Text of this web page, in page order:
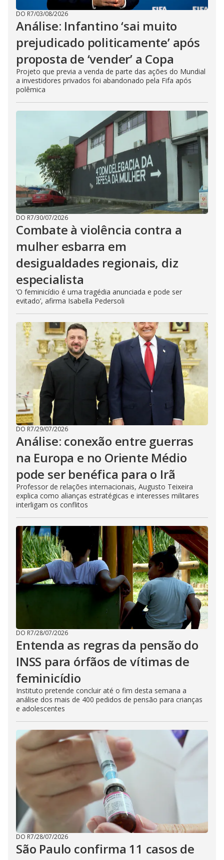
DO R7/03/08/2026
Análise: Infantino ‘sai muito
prejudicado politicamente’ após
proposta de ‘vender’ a Copa
Projeto que previa a venda de parte das ações do Mundial
a investidores privados foi abandonado pela Fifa após
polêmica
DO R7/30/07/2026
Combate à violência contra a
mulher esbarra em
desigualdades regionais, diz
especialista
‘O feminicídio é uma tragédia anunciada e pode ser
evitado’, afirma Isabella Pedersoli
DO R7/29/07/2026
Análise: conexão entre guerras
na Europa e no Oriente Médio
pode ser benéfica para o Irã
Professor de relações internacionais, Augusto Teixeira
explica como alianças estratégicas e interesses militares
interligam os conflitos
DO R7/28/07/2026
Entenda as regras da pensão do
INSS para órfãos de vítimas de
feminicídio
Instituto pretende concluir até o fim desta semana a
análise dos mais de 400 pedidos de pensão para crianças
e adolescentes
DO R7/28/07/2026
São Paulo confirma 11 casos de